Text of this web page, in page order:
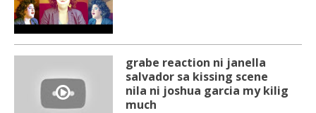
grabe reaction ni janella
salvador sa kissing scene
nila ni joshua garcia my kilig
much